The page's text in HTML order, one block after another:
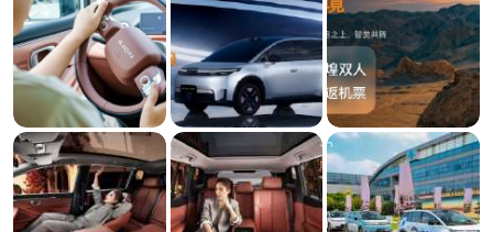
这叫“用冠军验证产品”，不是“用冠军代言产品”。一字
之差，逻辑完全不同。
再往后看。交付结束后，刘诗雯和车主一起道路试
乘，亲身感受埃安N60全系标配的星灵智行ADiGO
GSD 3.0系统。高速、城区全场景智能辅助驾驶，有
路就能开。现场车主给出的评价集中在两个词：平
顺、稳定。
一个世界冠军，不只是在替你试车，更是在替你背书